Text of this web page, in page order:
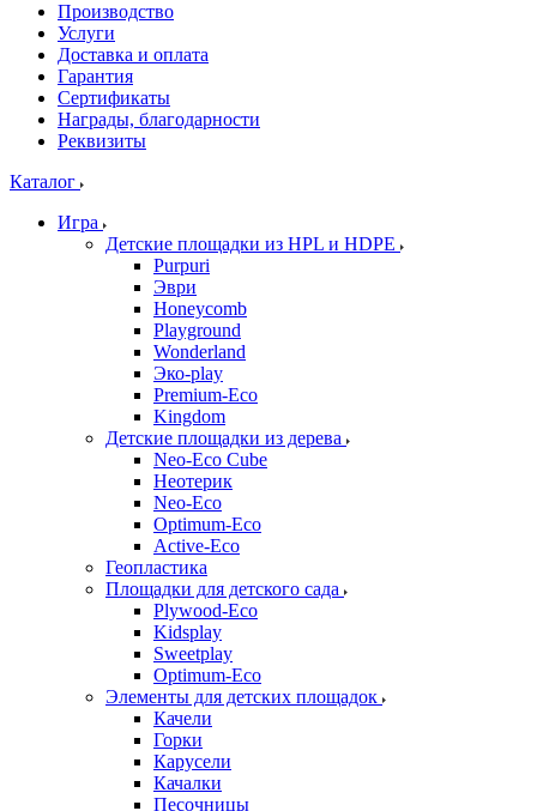
Производство
Услуги
Доставка и оплата
Гарантия
Сертификаты
Награды, благодарности
Реквизиты
Каталог
Игра
Детские площадки из HPL и HDPE
Purpuri
Эври
Honeycomb
Playground
Wonderland
Эко-play
Premium-Eco
Kingdom
Детские площадки из дерева
Neo-Eco Cube
Неотерик
Neo-Eco
Оptimum-Еco
Active-Eco
Геопластика
Площадки для детского сада
Plywood-Eco
Kidsplay
Sweetplay
Оptimum-Еco
Элементы для детских площадок
Качели
Горки
Карусели
Качалки
Песочницы